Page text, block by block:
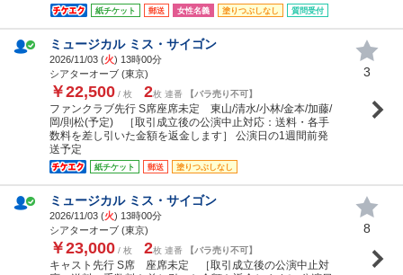
紙チケット 郵送 女性名義 塗りつぶしなし 質問受付
ミュージカル ミス・サイゴン
2026/11/03 (火) 13時00分
シアターオーブ (東京)
￥22,500 / 枚 2枚 連番 【バラ売り不可】
ファンクラブ先行 S席座席未定 東山/清水/小林/金本/加藤/
岡/則松(予定) ［取引成立後の公演中止対応：送料・各手
数料を差し引いた金額を返金します］ 公演日の1週間前発
送予定
紙チケット 郵送 塗りつぶしなし
3
ミュージカル ミス・サイゴン
2026/11/03 (火) 13時00分
シアターオーブ (東京)
￥23,000 / 枚 2枚 連番 【バラ売り不可】
キャスト先行 S席 座席未定 ［取引成立後の公演中止対
8